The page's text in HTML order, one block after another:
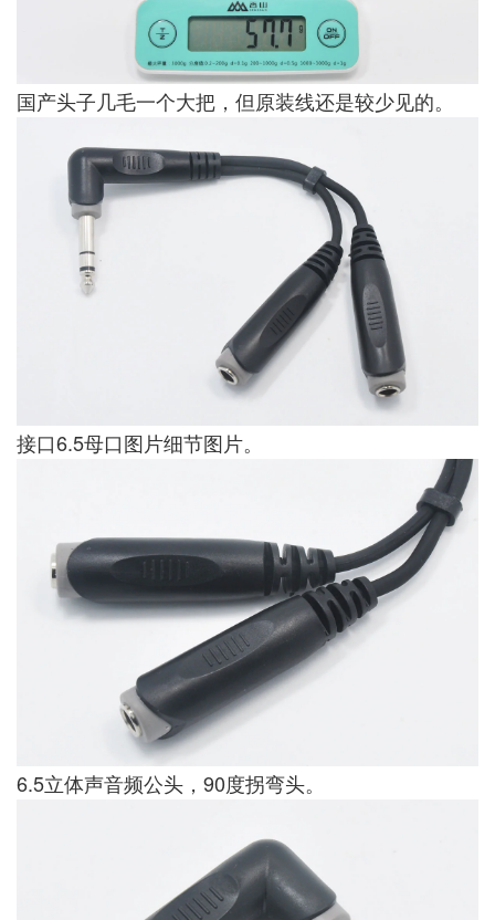
国产头子几毛一个大把，但原装线还是较少见的。
接口6.5母口图片细节图片。
6.5立体声音频公头，90度拐弯头。